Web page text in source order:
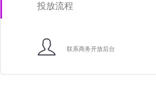
投放流程
联系商务开放后台